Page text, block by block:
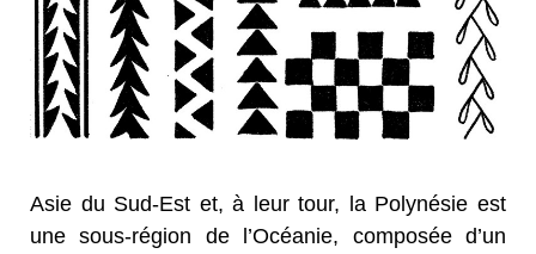
Asie du Sud-Est et, à leur tour, la Polynésie est
une sous-région de l’Océanie, composée d’un